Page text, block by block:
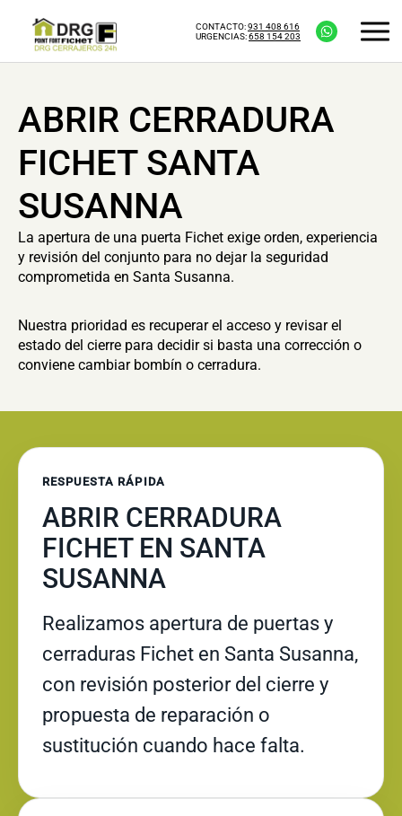
CONTACTO:931 408 616
URGENCIAS:658 154 203
ABRIR CERRADURA
FICHET SANTA
SUSANNA
La apertura de una puerta Fichet exige orden, experiencia
y revisión del conjunto para no dejar la seguridad
comprometida en Santa Susanna.
Nuestra prioridad es recuperar el acceso y revisar el
estado del cierre para decidir si basta una corrección o
conviene cambiar bombín o cerradura.
RESPUESTA RÁPIDA
ABRIR CERRADURA
FICHET EN SANTA
SUSANNA
Realizamos apertura de puertas y
cerraduras Fichet en Santa Susanna,
con revisión posterior del cierre y
propuesta de reparación o
sustitución cuando hace falta.